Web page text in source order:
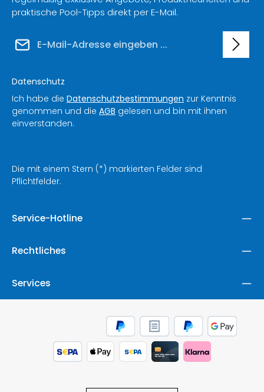
praktische Pool-Tipps direkt per E-Mail.
Datenschutz
Ich habe die Datenschutzbestimmungen zur Kenntnis
genommen und die AGB gelesen und bin mit ihnen
einverstanden.
Die mit einem Stern (*) markierten Felder sind
Pflichtfelder.
Service-Hotline
Rechtliches
Services